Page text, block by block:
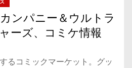
ンパニー＆ウルトラ
ーズ、コミケ情報
るコミックマーケット。グッ